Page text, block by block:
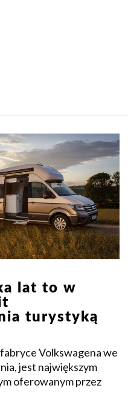
lat to w
turystyką
Volkswagena we
jest największym
oferowanym przez